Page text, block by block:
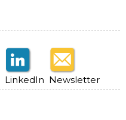
LinkedIn Newsletter